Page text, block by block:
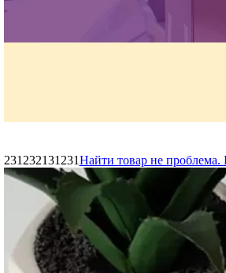
231232131231Найти товар не проблема.